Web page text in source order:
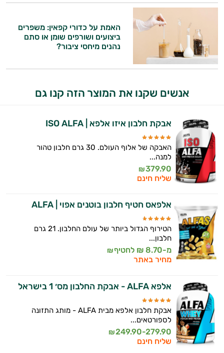
האמת על כדורי קפאין: משפרים
ביצועים ושורפים שומן או סתם
נהנים מיחסי ציבור?
אנשים שקנו את המוצר הזה קנו גם
אבקת חלבון איזו אלפא | ISO ALFA
האבקה של אלוף העולם. 30 גרם חלבון טהור
למנה...
379.90
₪
שליח חינם
אלפאס חטיף חלבון בוטנים אפוי | ALFA
הטירוף הגדול ביותר של עולם החלבון. 21 גרם
חלבון...
מ-8.70 ₪ לחטיף ₪
מחיר באתר
אלפא ALFA - אבקת החלבון מס׳ 1 בישראל
אבקת חלבון אלפא מבית ALFA - מותג התזונה
לספורטאים...
249.90-279.90
₪
שליח חינם
ותזונת הספורט.
אני כאן כדי לעזור לך להתאים את תוספי
התזונה ומוצרי הבריאות המדויקים למטרות
ולמצב הגופני שלך, ולהסביר לך אילו רכיבים
עובדים יחד כדי למקסם תוצאות גם בחיי היום
המטרה שלי היא להתאים עבורך המלצות
זה הזמן להתחיל. איך אוכל לעזור?